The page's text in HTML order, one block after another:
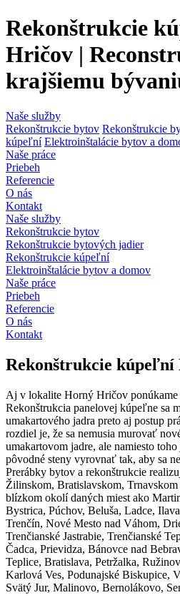
Rekonštrukcie
Hričov |
krajšiemu
Naše služby
Rekonštrukcie bytov Rekonštrukcie
kúpeľní Elektroinštalácie bytov a
Naše práce
Priebeh
Referencie
O nás
Kontakt
Naše služby
Rekonštrukcie bytov
Rekonštrukcie bytových jadier
Rekonštrukcie kúpeľní
Elektroinštalácie bytov a domov
Naše práce
Priebeh
Referencie
O nás
Kontakt
Rekonštrukcie
Aj v lokalite Horný Hričov
Rekonštrukcia panelovej kúpeľne sa
umakartového jadra preto aj postup
rozdiel je, že sa nemusia murovať
umakartovom jadre, ale namiesto
pôvodné steny vyrovnať tak, aby sa
Prerábky bytov a rekonštrukcie
Žilinskom, Bratislavskom, Trnavskom
blízkom okolí daných miest ako
Bystrica, Púchov, Beluša, Ladce,
Trenčín, Nové Mesto nad Váhom,
Trenčianské Jastrabie, Trenčianské
Čadca, Prievidza, Bánovce nad
Teplice, Bratislava, Petržalka,
Karlová Ves, Podunajské Biskupice,
Svätý Jur, Malinovo, Bernolákovo,